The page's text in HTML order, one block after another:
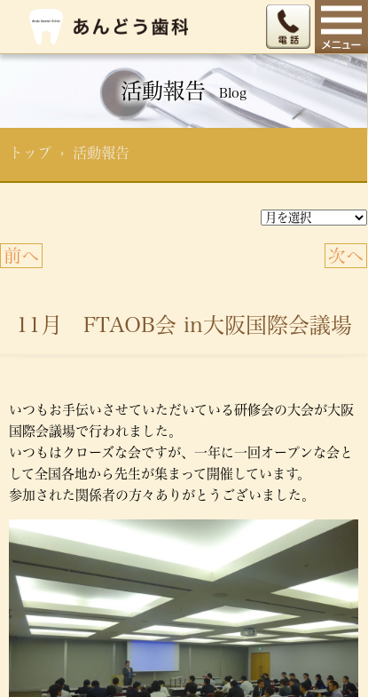
活動報告 Blog
トップ › 活動報告
次へ
前へ
11月 FTAOB会 in大阪国際会議場
いつもお手伝いさせていただいている研修会の大会が大阪
国際会議場で行われました。
いつもはクローズな会ですが、一年に一回オープンな会と
して全国各地から先生が集まって開催しています。
参加された関係者の方々ありがとうございました。